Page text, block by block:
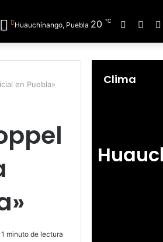
Facebook
Huauchinango, Puebla 20 ℃
en Puebla»
1 minuto de lectura
Clima